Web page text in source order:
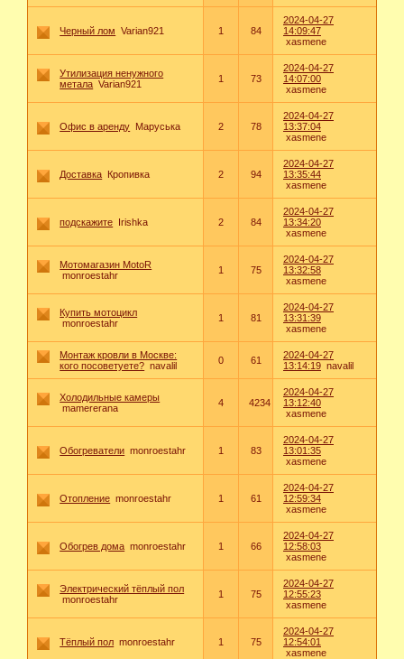
Черный лом Varian921 1 84
2024-04-27
14:09:47
xasmene
Утилизация ненужного
метала Varian921 1 73
2024-04-27
14:07:00
xasmene
Офис в аренду Маруська 2 78
2024-04-27
13:37:04
xasmene
Доставка Кропивка 2 94
2024-04-27
13:35:44
xasmene
подскажите Irishka 2 84
2024-04-27
13:34:20
xasmene
Мотомагазин MotoR
monroestahr
1 75
2024-04-27
13:32:58
xasmene
Купить мотоцикл
monroestahr
1 81
2024-04-27
13:31:39
xasmene
Монтаж кровли в Москве:
кого посоветуете? navalil 0 61
2024-04-27
13:14:19 navalil
Холодильные камеры
mamererana
4 4234
2024-04-27
13:12:40
xasmene
Обогреватели monroestahr 1 83
2024-04-27
13:01:35
xasmene
Отопление monroestahr 1 61
2024-04-27
12:59:34
xasmene
Обогрев дома monroestahr 1 66
2024-04-27
12:58:03
xasmene
Электрический тёплый пол
monroestahr
1 75
2024-04-27
12:55:23
xasmene
Тёплый пол monroestahr 1 75
2024-04-27
12:54:01
xasmene